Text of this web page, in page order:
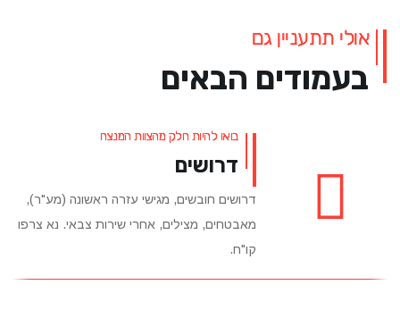
אולי תתעניין גם
בעמודים הבאים
בואו להיות חלק מהצוות המנצח
דרושים
דרושים חובשים, מגישי עזרה ראשונה (מע"ר),
מאבטחים, מצילים, אחרי שירות צבאי. נא צרפו
קו"ח.